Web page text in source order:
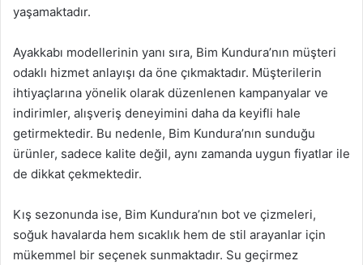
yaşamaktadır.
Ayakkabı modellerinin yanı sıra, Bim Kundura’nın müşteri
odaklı hizmet anlayışı da öne çıkmaktadır. Müşterilerin
ihtiyaçlarına yönelik olarak düzenlenen kampanyalar ve
indirimler, alışveriş deneyimini daha da keyifli hale
getirmektedir. Bu nedenle, Bim Kundura’nın sunduğu
ürünler, sadece kalite değil, aynı zamanda uygun fiyatlar ile
de dikkat çekmektedir.
Kış sezonunda ise, Bim Kundura’nın bot ve çizmeleri,
soğuk havalarda hem sıcaklık hem de stil arayanlar için
mükemmel bir seçenek sunmaktadır. Su geçirmez